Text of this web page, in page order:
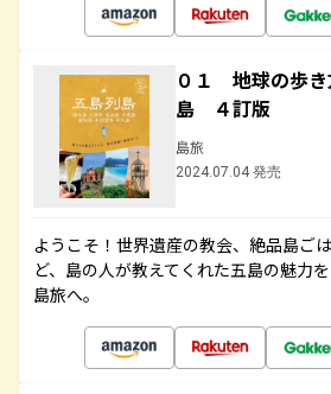
０１ 地球の歩
島 ４訂版
島旅
2024.07.04 発売
ようこそ！世界遺産の教会、絶品島ご
ど、島の人が教えてくれた五島の魅力
島旅へ。